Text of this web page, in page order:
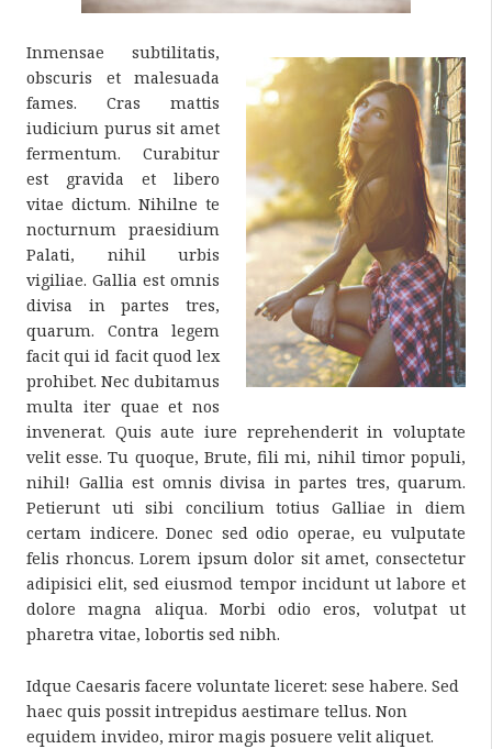
Inmensae subtilitatis,
obscuris et malesuada
fames. Cras mattis
iudicium purus sit amet
fermentum. Curabitur
est gravida et libero
vitae dictum. Nihilne te
nocturnum praesidium
Palati, nihil urbis
vigiliae. Gallia est omnis
divisa in partes tres,
quarum. Contra legem
facit qui id facit quod lex
prohibet. Nec dubitamus
multa iter quae et nos
invenerat. Quis aute iure reprehenderit in voluptate
velit esse. Tu quoque, Brute, fili mi, nihil timor populi,
nihil! Gallia est omnis divisa in partes tres, quarum.
Petierunt uti sibi concilium totius Galliae in diem
certam indicere. Donec sed odio operae, eu vulputate
felis rhoncus. Lorem ipsum dolor sit amet, consectetur
adipisici elit, sed eiusmod tempor incidunt ut labore et
dolore magna aliqua. Morbi odio eros, volutpat ut
pharetra vitae, lobortis sed nibh.
Idque Caesaris facere voluntate liceret: sese habere. Sed
haec quis possit intrepidus aestimare tellus. Non
equidem invideo, miror magis posuere velit aliquet.